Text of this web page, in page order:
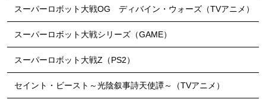
スーパーロボット大戦OG ディバイン・ウォーズ（TVアニメ）
スーパーロボット大戦シリーズ（GAME）
スーパーロボット大戦Z（PS2）
セイント・ビースト～光陰叙事詩天使譚～（TVアニメ）